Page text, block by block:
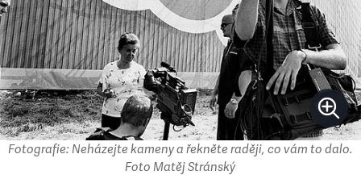
Fotografie: Neházejte kameny a řekněte raději, co vám to dalo.
Foto Matěj Stránský